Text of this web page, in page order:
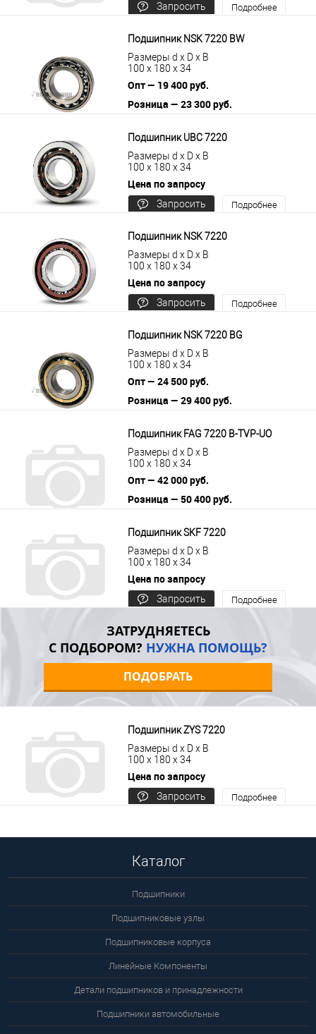
Запросить
Подробнее
Подшипник NSK 7220 BW
Размеры d x D x B
100 x 180 x 34
Опт — 19 400 руб.
Розница — 23 300 руб.
Подшипник UBC 7220
Размеры d x D x B
100 x 180 x 34
Цена по запросу
Запросить
Подробнее
Подшипник NSK 7220
Размеры d x D x B
100 x 180 x 34
Цена по запросу
Запросить
Подробнее
Подшипник NSK 7220 BG
Размеры d x D x B
100 x 180 x 34
Опт — 24 500 руб.
Розница — 29 400 руб.
Подшипник FAG 7220 B-TVP-UO
Размеры d x D x B
100 x 180 x 34
Опт — 42 000 руб.
Розница — 50 400 руб.
Подшипник SKF 7220
Размеры d x D x B
100 x 180 x 34
Цена по запросу
Запросить
Подробнее
ЗАТРУДНЯЕТЕСЬ
С ПОДБОРОМ? НУЖНА ПОМОЩЬ?
ПОДОБРАТЬ
Подшипник ZYS 7220
Размеры d x D x B
100 x 180 x 34
Цена по запросу
Запросить
Подробнее
Каталог
Подшипники
Подшипниковые узлы
Подшипниковые корпуса
Линейные Компоненты
Детали подшипников и принадлежности
Подшипники автомобильные